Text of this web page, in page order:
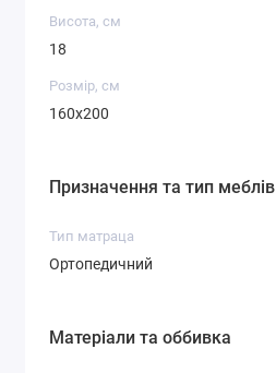
Висота, см
18
Розмір, см
160x200
Призначення та тип меблів
Тип матраца
Ортопедичний
Матеріали та оббивка